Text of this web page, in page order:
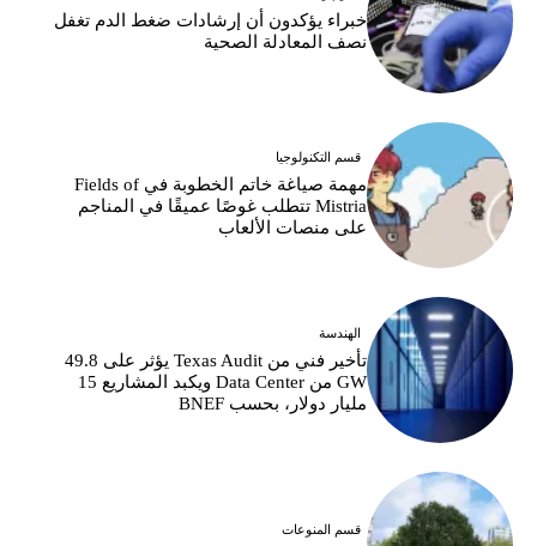
خبراء يؤكدون أن إرشادات ضغط الدم تغفل
نصف المعادلة الصحية
قسم التكنولوجيا
مهمة صياغة خاتم الخطوبة في Fields of
Mistria تتطلب غوصًا عميقًا في المناجم
على منصات الألعاب
الهندسة
تأخير فني من Texas Audit يؤثر على 49.8
GW من Data Center ويكبد المشاريع 15
مليار دولار، بحسب BNEF
قسم المنوعات